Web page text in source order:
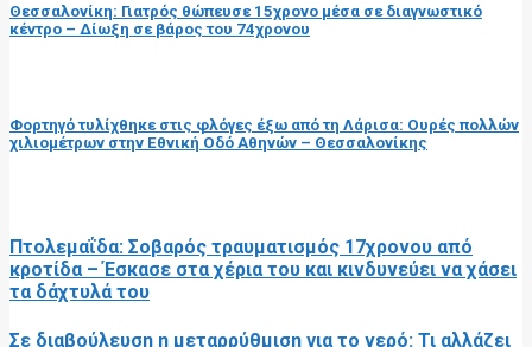
Θεσσαλονίκη: Γιατρός θώπευσε 15χρονο μέσα σε διαγνωστικό
κέντρο – Δίωξη σε βάρος του 74χρονου
Φορτηγό τυλίχθηκε στις φλόγες έξω από τη Λάρισα: Ουρές πολλών
χιλιομέτρων στην Εθνική Οδό Αθηνών – Θεσσαλονίκης
Πτολεμαΐδα: Σοβαρός τραυματισμός 17χρονου από
κροτίδα – Έσκασε στα χέρια του και κινδυνεύει να χάσει
τα δάχτυλά του
Σε διαβούλευση η μεταρρύθμιση για το νερό: Τι αλλάζει